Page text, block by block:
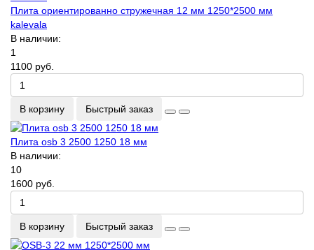
Плита ориентированно стружечная 12 мм 1250*2500 мм
kalevala
В наличии:
1
1100 руб.
В корзину Быстрый заказ
Плита osb 3 2500 1250 18 мм
В наличии:
10
1600 руб.
В корзину Быстрый заказ